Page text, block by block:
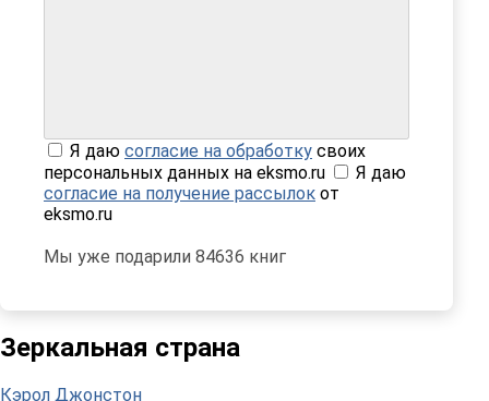
Я даю согласие на обработку своих
персональных данных на eksmo.ru
Я даю
согласие на получение рассылок от
eksmo.ru
Мы уже подарили 84636 книг
Зеркальная страна
Кэрол Джонстон